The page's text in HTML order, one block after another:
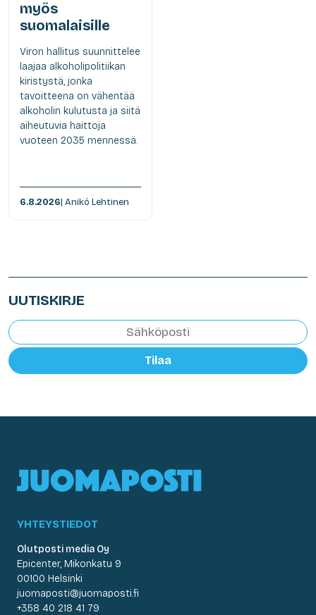
myös
suomalaisille
Viron hallitus suunnittelee
laajaa alkoholipolitiikan
kiristystä, jonka
tavoitteena on vähentää
alkoholin kulutusta ja siitä
aiheutuvia haittoja
vuoteen 2035 mennessä.
6.8.2026| Anikó Lehtinen
UUTISKIRJE
Tilaa
YHTEYSTIEDOT
Olutposti media Oy
Epicenter, Mikonkatu 9
00100 Helsinki
juomaposti@juomaposti.fi
+358 40 218 41 79